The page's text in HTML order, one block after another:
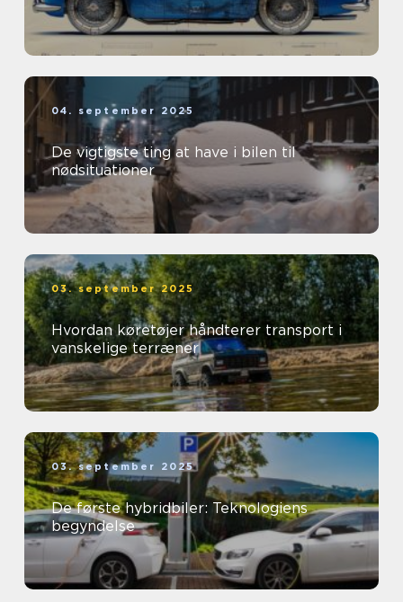
04. september 2025
De vigtigste ting at have i bilen til
nødsituationer
03. september 2025
Hvordan køretøjer håndterer transport i
vanskelige terræner
03. september 2025
De første hybridbiler: Teknologiens
begyndelse